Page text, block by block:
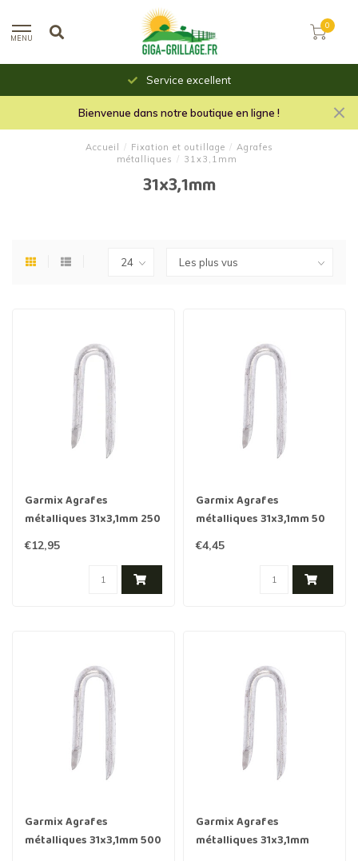
MENU
0
Service excellent
Bienvenue dans notre boutique en ligne !
Accueil / Fixation et outillage / Agrafes
métalliques / 31x3,1mm
31x3,1mm
Garmix Agrafes
métalliques 31x3,1mm 250
pièces
€12,95
Garmix Agrafes
métalliques 31x3,1mm 50
pièces
€4,45
Garmix Agrafes
métalliques 31x3,1mm 500
Garmix Agrafes
métalliques 31x3,1mm